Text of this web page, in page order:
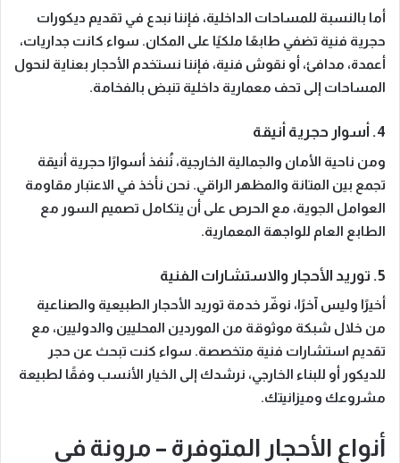
أما بالنسبة للمساحات الداخلية، فإننا نبدع في تقديم ديكورات
حجرية فنية تضفي طابعًا ملكيًا على المكان. سواء كانت جداريات،
أعمدة، مدافئ، أو نقوش فنية، فإننا نستخدم الأحجار بعناية لنحول
المساحات إلى تحف معمارية داخلية تنبض بالفخامة.
4. أسوار حجرية أنيقة
ومن ناحية الأمان والجمالية الخارجية، نُنفذ أسوارًا حجرية أنيقة
تجمع بين المتانة والمظهر الراقي. نحن نأخذ في الاعتبار مقاومة
العوامل الجوية، مع الحرص على أن يتكامل تصميم السور مع
الطابع العام للواجهة المعمارية.
5. توريد الأحجار والاستشارات الفنية
أخيرًا وليس آخرًا، نوفّر خدمة توريد الأحجار الطبيعية والصناعية
من خلال شبكة موثوقة من الموردين المحليين والدوليين، مع
تقديم استشارات فنية متخصصة. سواء كنت تبحث عن حجر
للديكور أو للبناء الخارجي، نرشدك إلى الخيار الأنسب وفقًا لطبيعة
مشروعك وميزانيتك.
أنواع الأحجار المتوفرة – مرونة في